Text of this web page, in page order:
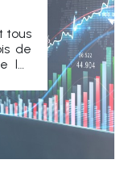
tous
de
les